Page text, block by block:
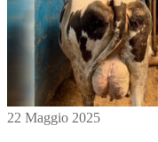
22 Maggio 2025